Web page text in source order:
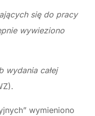
się do pracy
wywieziono
wydania całej
wymieniono